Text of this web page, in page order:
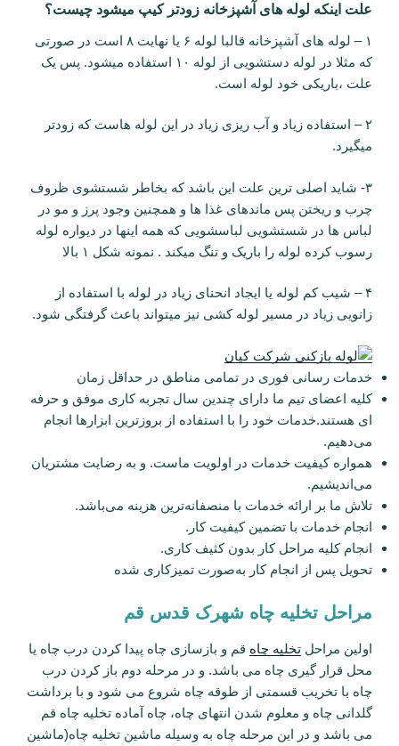
علت اینکه لوله های آشپزخانه زودتر کیپ میشود چیست؟
۱ – لوله های آشپزخانه قالبا لوله ۶ یا نهایت ۸ است در صورتی
که مثلا در لوله دستشویی از لوله ۱۰ استفاده میشود. پس یک
علت ،باریکی خود لوله است.
۲ – استفاده زیاد و آب ریزی زیاد در این لوله هاست که زودتر
میگیرد.
۳- شاید اصلی ترین علت این باشد که بخاطر شستشوی ظروف
چرب و ریختن پس ماندهای غذا ها و همچنین وجود پرز و مو در
لباس ها در شستشویی لباسشویی که همه اینها در دیواره لوله
رسوب کرده لوله را باریک و تنگ میکند . نمونه شکل ۱ بالا
۴ – شیب کم لوله یا ایجاد انحنای زیاد در لوله با استفاده از
زانویی زیاد در مسیر لوله کشی نیز میتواند باعث گرفتگی شود.
خدمات رسانی فوری در تمامی مناطق در حداقل زمان
کلیه اعضای تیم ما دارای چندین سال تجربه کاری موفق و حرفه
ای هستند.خدمات خود را با استفاده از بروزترین ابزارها انجام
می‌دهیم.
همواره کیفیت خدمات در اولویت ماست. و به رضایت مشتریان
می‌اندیشیم.
تلاش ما بر ارائه خدمات با منصفانه‌ترین هزینه می‌باشد.
انجام خدمات با تضمین کیفیت کار.
انجام کلیه مراحل کار بدون کثیف کاری.
تحویل پس از انجام کار به‌صورت تمیزکاری شده
مراحل تخلیه چاه شهرک قدس قم
اولین مراحل تخلیه چاه قم و بازسازی چاه پیدا کردن درب چاه یا
محل قرار گیری چاه می باشد. و در مرحله دوم باز کردن درب
چاه با تخریب قسمتی از طوقه چاه شروع می شود و با برداشت
گلدانی چاه و معلوم شدن انتهای چاه، چاه آماده تخلیه چاه قم
می باشد و در این مرحله چاه به وسیله ماشین تخلیه چاه(ماشین